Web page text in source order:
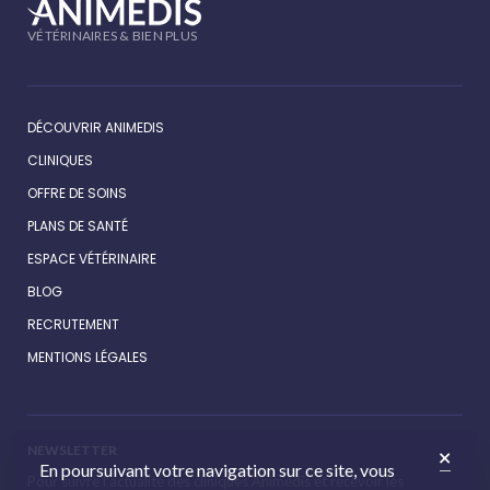
VÉTÉRINAIRES & BIEN PLUS
DÉCOUVRIR ANIMEDIS
CLINIQUES
OFFRE DE SOINS
PLANS DE SANTÉ
ESPACE VÉTÉRINAIRE
BLOG
RECRUTEMENT
MENTIONS LÉGALES
Pour suivre l’actualité des cliniques Animédis et recevoir les
En poursuivant votre navigation sur ce site, vous